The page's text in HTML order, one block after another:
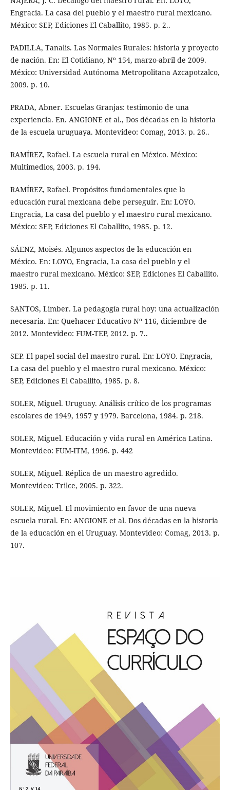
Engracia. La casa del pueblo y el maestro rural mexicano.
México: SEP, Ediciones El Caballito, 1985. p. 2..
PADILLA, Tanalis. Las Normales Rurales: historia y proyecto
de nación. En: El Cotidiano, Nº 154, marzo-abril de 2009.
México: Universidad Autónoma Metropolitana Azcapotzalco,
2009. p. 10.
PRADA, Abner. Escuelas Granjas: testimonio de una
experiencia. En. ANGIONE et al., Dos décadas en la historia
de la escuela uruguaya. Montevideo: Comag, 2013. p. 26..
RAMÍREZ, Rafael. La escuela rural en México. México:
Multimedios, 2003. p. 194.
RAMÍREZ, Rafael. Propósitos fundamentales que la
educación rural mexicana debe perseguir. En: LOYO.
Engracia, La casa del pueblo y el maestro rural mexicano.
México: SEP, Ediciones El Caballito, 1985. p. 12.
SÁENZ, Moisés. Algunos aspectos de la educación en
México. En: LOYO, Engracia, La casa del pueblo y el
maestro rural mexicano. México: SEP, Ediciones El Caballito.
1985. p. 11.
SANTOS, Limber. La pedagogía rural hoy: una actualización
necesaria. En: Quehacer Educativo Nº 116, diciembre de
2012. Montevideo: FUM-TEP, 2012. p. 7..
SEP. El papel social del maestro rural. En: LOYO. Engracia,
La casa del pueblo y el maestro rural mexicano. México:
SEP, Ediciones El Caballito, 1985. p. 8.
SOLER, Miguel. Uruguay. Análisis crítico de los programas
escolares de 1949, 1957 y 1979. Barcelona, 1984. p. 218.
SOLER, Miguel. Educación y vida rural en América Latina.
Montevideo: FUM-ITM, 1996. p. 442
SOLER, Miguel. Réplica de un maestro agredido.
Montevideo: Trilce, 2005. p. 322.
SOLER, Miguel. El movimiento en favor de una nueva
escuela rural. En: ANGIONE et al. Dos décadas en la historia
de la educación en el Uruguay. Montevideo: Comag, 2013. p.
107.